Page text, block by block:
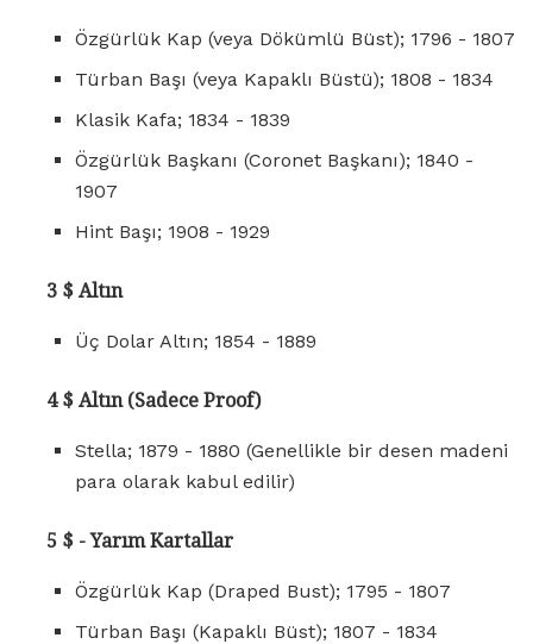
Özgürlük Kap (veya Dökümlü Büst); 1796 - 1807
Türban Başı (veya Kapaklı Büstü); 1808 - 1834
Klasik Kafa; 1834 - 1839
Özgürlük Başkanı (Coronet Başkanı); 1840 -
1907
Hint Başı; 1908 - 1929
3 $ Altın
Üç Dolar Altın; 1854 - 1889
4 $ Altın (Sadece Proof)
Stella; 1879 - 1880 (Genellikle bir desen madeni
para olarak kabul edilir)
5 $ - Yarım Kartallar
Özgürlük Kap (Draped Bust); 1795 - 1807
Türban Başı (Kapaklı Büst); 1807 - 1834